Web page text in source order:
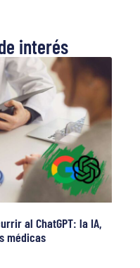
interés
al ChatGPT: la IA,
médicas